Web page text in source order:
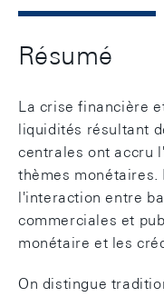
Résumé
La crise financière
liquidités résultant
centrales ont accru
thèmes monétaires.
l'interaction entre
commerciales et
monétaire et les
On distingue